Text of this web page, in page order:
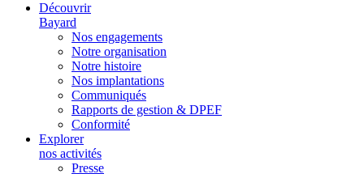
Découvrir
Bayard
Nos engagements
Notre organisation
Notre histoire
Nos implantations
Communiqués
Rapports de gestion & DPEF
Conformité
Explorer
nos activités
Presse